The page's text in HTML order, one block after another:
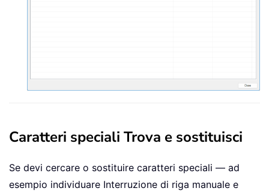
Caratteri speciali Trova e sostituisci
Se devi cercare o sostituire caratteri speciali — ad
esempio individuare Interruzione di riga manuale e